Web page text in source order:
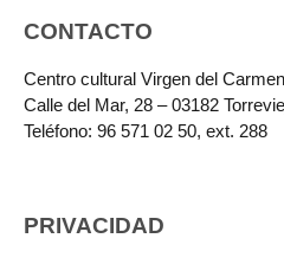
CONTACTO
Centro cultural Virgen del Carmen
Calle del Mar, 28 – 03182
Teléfono: 96 571 02 50, ext. 288
PRIVACIDAD